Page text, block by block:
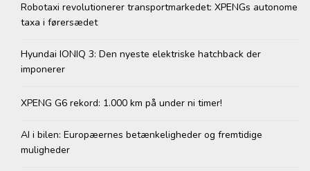
Robotaxi revolutionerer transportmarkedet: XPENGs autonome
taxa i førersædet
Hyundai IONIQ 3: Den nyeste elektriske hatchback der
imponerer
XPENG G6 rekord: 1.000 km på under ni timer!
AI i bilen: Europæernes betænkeligheder og fremtidige
muligheder